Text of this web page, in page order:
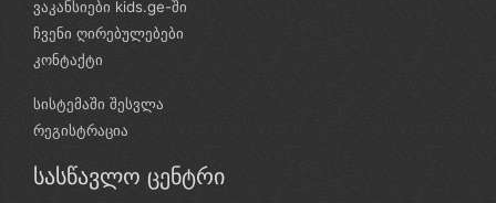
ვაკანსიები kids.ge-ში
ჩვენი ღირებულებები
კონტაქტი
სისტემაში შესვლა
რეგისტრაცია
სასწავლო ცენტრი